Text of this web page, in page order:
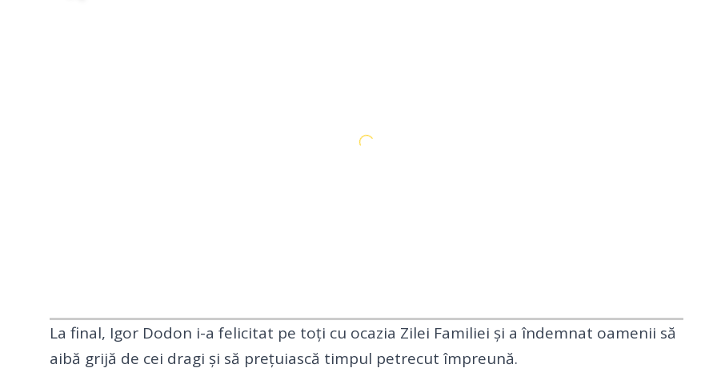
La final, Igor Dodon i-a felicitat pe toți cu ocazia Zilei Familiei și a îndemnat oamenii să
aibă grijă de cei dragi și să prețuiască timpul petrecut împreună.